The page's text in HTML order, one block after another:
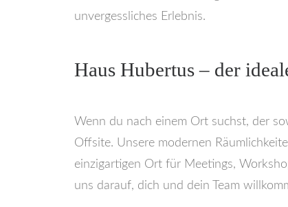
unvergessliches Erlebnis.
Haus Hubertus – der
Wenn du nach einem Ort suchst, der
Offsite. Unsere modernen
einzigartigen Ort für Meetings,
uns darauf, dich und dein Team